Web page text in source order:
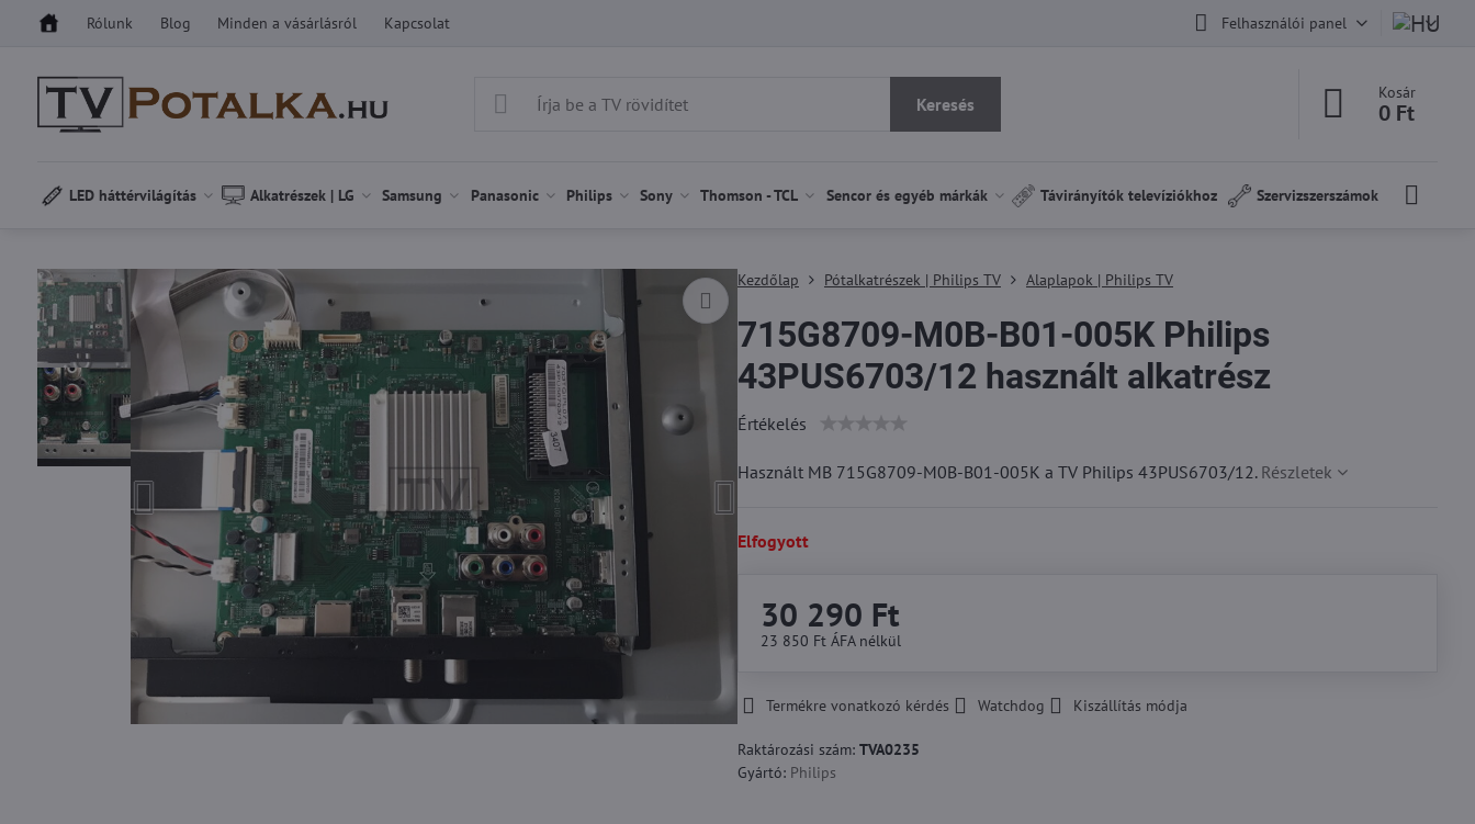
Rólunk Blog Minden a vásárlásról Kapcsolat Felhasználói panel
Keresés
Kosár
0 Ft
LED háttérvilágítás Alkatrészek | LG Samsung Panasonic Philips Sony Thomson - TCL Sencor és egyéb márkák Távirányítók televíziókhoz Szervizszerszámok
Kezdőlap Pótalkatrészek | Philips TV Alaplapok | Philips TV
715G8709-M0B-B01-005K Philips
43PUS6703/12 használt alkatrész
Értékelés
Használt MB 715G8709-M0B-B01-005K a TV Philips 43PUS6703/12. Részletek
Elfogyott
30 290 Ft
23 850 Ft ÁFA nélkül
Termékre vonatkozó kérdés Watchdog Kiszállítás módja
Raktározási szám: TVA0235
Gyártó: Philips